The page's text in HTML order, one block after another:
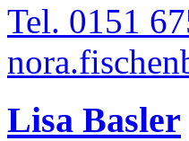
Tel. 0151
Lisa Basler